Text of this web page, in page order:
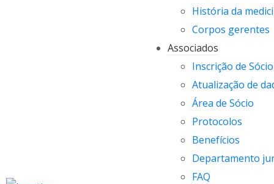
História da
Corpos gerentes
Associados
Inscrição de Sócio
Atualização de
Área de Sócio
Protocolos
Benefícios
Departamento
FAQ